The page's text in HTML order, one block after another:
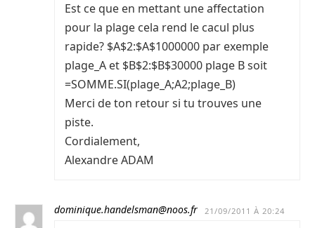
Est ce que en mettant une affectation
pour la plage cela rend le cacul plus
rapide? $A$2:$A$1000000 par exemple
plage_A et $B$2:$B$30000 plage B soit
=SOMME.SI(plage_A;A2;plage_B)
Merci de ton retour si tu trouves une
piste.
Cordialement,
Alexandre ADAM
dominique.handelsman@noos.fr 21/09/2011 À 20:24